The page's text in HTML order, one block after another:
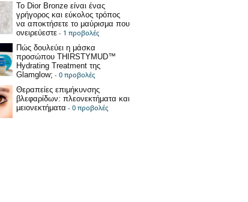
Το Dior Bronze είναι ένας
γρήγορος και εύκολος τρόπος
να αποκτήσετε το μαύρισμα που
ονειρεύεστε - 1 προβολές
Πώς δουλεύει η μάσκα
προσώπου THIRSTYMUD™
Hydrating Treatment της
Glamglow; - 0 προβολές
Θεραπείες επιμήκυνσης
βλεφαρίδων: πλεονεκτήματα και
μειονεκτήματα - 0 προβολές